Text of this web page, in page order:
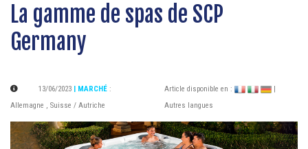
La gamme de spas de SCP
Germany
13/06/2023 | MARCHÉ :
Allemagne , Suisse / Autriche
Article disponible en :
Autres langues